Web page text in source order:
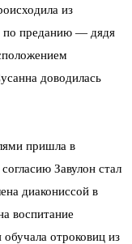
из
по преданию — дядя
доводилась
пришла в
Завулон стал
диакониссой в
воспитание
отроковиц из